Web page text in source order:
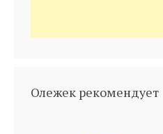
Олежек рекомендует